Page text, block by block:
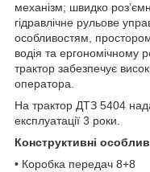
механізм; швидко
гідравлічне рульове
особливостям,
водія та ергономічному
трактор забезпечує
оператора.
На трактор ДТЗ 5404
експлуатації 3 роки.
Конструктивні
• Коробка передач 8+8